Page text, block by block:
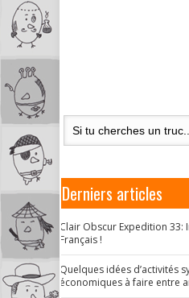
Derniers articles
Clair Obscur Expedition 33:
Français !
Quelques idées d’activités
économiques à faire entre